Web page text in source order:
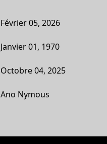
Février 05, 2026
Janvier 01, 1970
Octobre 04, 2025
Ano Nymous